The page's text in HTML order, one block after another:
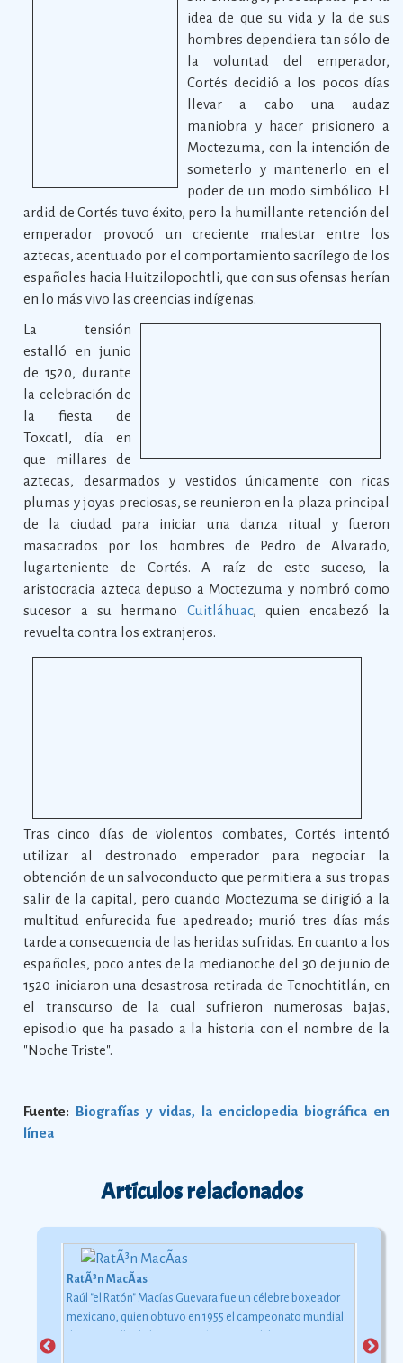
idea de que su vida y la de sus
hombres dependiera tan sólo de
la voluntad del emperador,
Cortés decidió a los pocos días
llevar a cabo una audaz
maniobra y hacer prisionero a
Moctezuma, con la intención de
someterlo y mantenerlo en el
poder de un modo simbólico. El
ardid de Cortés tuvo éxito, pero la humillante retención del
emperador provocó un creciente malestar entre los
aztecas, acentuado por el comportamiento sacrílego de los
españoles hacia Huitzilopochtli, que con sus ofensas herían
en lo más vivo las creencias indígenas.
La tensión
estalló en junio
de 1520, durante
la celebración de
la fiesta de
Toxcatl, día en
que millares de
aztecas, desarmados y vestidos únicamente con ricas
plumas y joyas preciosas, se reunieron en la plaza principal
de la ciudad para iniciar una danza ritual y fueron
masacrados por los hombres de Pedro de Alvarado,
lugarteniente de Cortés. A raíz de este suceso, la
aristocracia azteca depuso a Moctezuma y nombró como
sucesor a su hermano Cuitláhuac, quien encabezó la
revuelta contra los extranjeros.
Tras cinco días de violentos combates, Cortés intentó
utilizar al destronado emperador para negociar la
obtención de un salvoconducto que permitiera a sus tropas
salir de la capital, pero cuando Moctezuma se dirigió a la
multitud enfurecida fue apedreado; murió tres días más
tarde a consecuencia de las heridas sufridas. En cuanto a los
españoles, poco antes de la medianoche del 30 de junio de
1520 iniciaron una desastrosa retirada de Tenochtitlán, en
el transcurso de la cual sufrieron numerosas bajas,
episodio que ha pasado a la historia con el nombre de la
"Noche Triste".
Fuente: Biografías y vidas, la enciclopedia biográfica en
línea
Artículos relacionados
RatÃ³n MacÃ­as
Raúl "el Ratón" Macías Guevara fue un célebre boxeador
mexicano, quien obtuvo en 1955 el campeonato mundial